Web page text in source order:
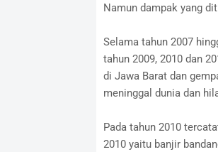
Namun dampak yang
Selama tahun 2007
tahun 2009, 2010 dan
di Jawa Barat dan
meninggal dunia dan
Pada tahun 2010
2010 yaitu banjir